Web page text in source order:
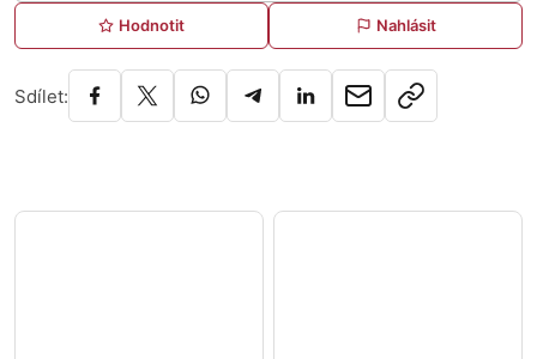
Hodnotit Nahlásit
Sdílet: